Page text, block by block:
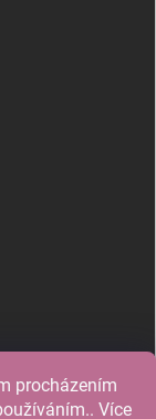
procházením
Více